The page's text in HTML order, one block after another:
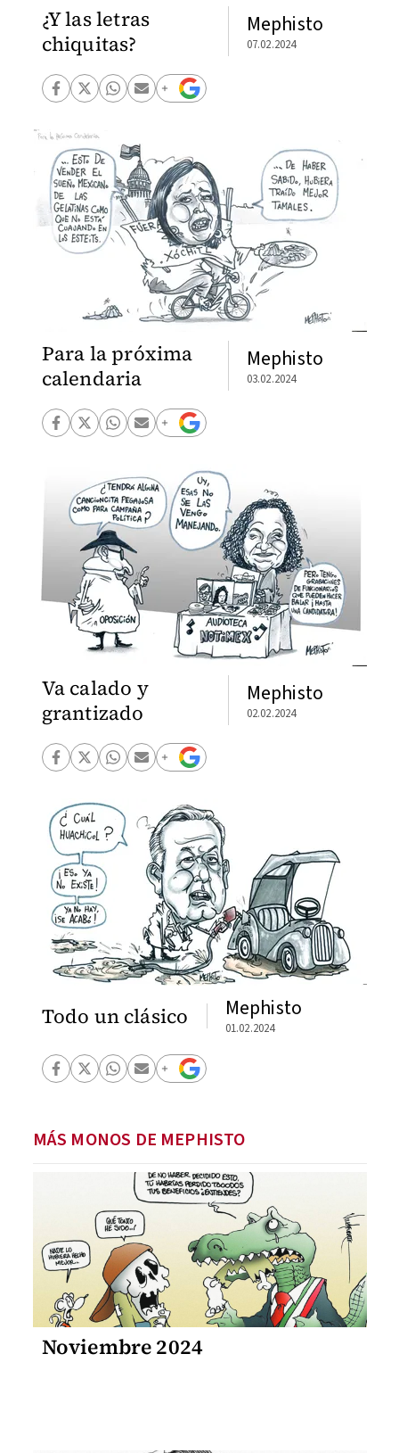
¿Y las letras
chiquitas?
Mephisto
07.02.2024
Para la próxima
calendaria
Mephisto
03.02.2024
Va calado y
grantizado
Mephisto
02.02.2024
Todo un clásico Mephisto
01.02.2024
MÁS MONOS DE MEPHISTO
Noviembre 2024